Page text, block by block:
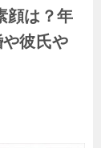
顔は？年
彼氏や